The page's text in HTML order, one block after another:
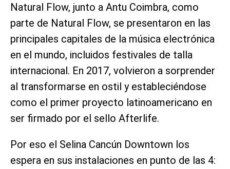
Natural Flow, junto a Antu Coimbra, como
parte de Natural Flow, se presentaron en las
principales capitales de la música electrónica
en el mundo, incluidos festivales de talla
internacional. En 2017, volvieron a sorprender
al transformarse en ostil y estableciéndose
como el primer proyecto latinoamericano en
ser firmado por el sello Afterlife.
Por eso el Selina Cancún Downtown los
espera en sus instalaciones en punto de las 4: